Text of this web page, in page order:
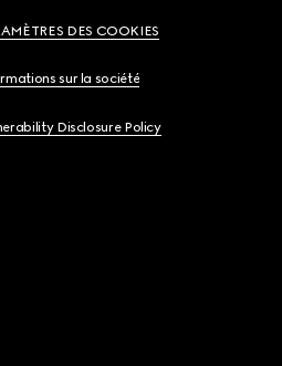
DES COOKIES
sur la société
Disclosure Policy